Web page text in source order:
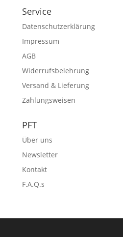
Service
Datenschutzerklärung
Impressum
AGB
Widerrufsbelehrung
Versand & Lieferung
Zahlungsweisen
PFT
Über uns
Newsletter
Kontakt
F.A.Q.s